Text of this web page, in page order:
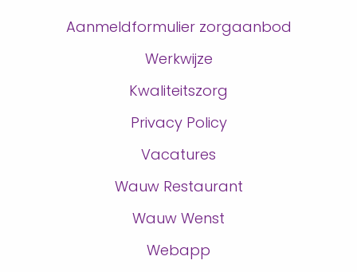
Aanmeldformulier zorgaanbod
Werkwijze
Kwaliteitszorg
Privacy Policy
Vacatures
Wauw Restaurant
Wauw Wenst
Webapp